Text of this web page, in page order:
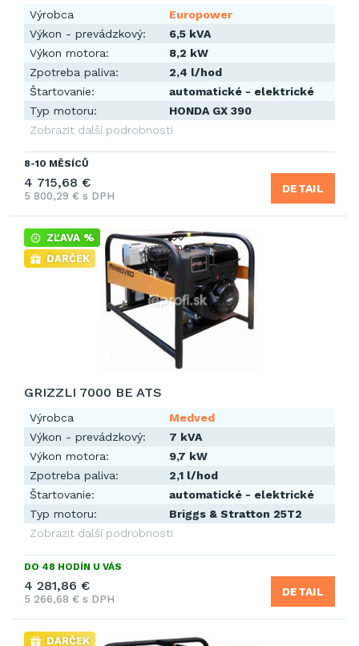
Výrobca
Europower
Výkon - prevádzkový:
6,5 kVA
Výkon motora:
8,2 kW
Zpotreba paliva:
2,4 l/hod
Štartovanie:
automatické - elektrické
Typ motoru:
HONDA GX 390
Zobrazit další podrobnosti
8-10 MĚSÍCŮ
4 715,68 €
5 800,29 € s DPH
DETAIL
ZĽAVA %
DARČEK
GRIZZLI 7000 BE ATS
Výrobca
Medved
Výkon - prevádzkový:
7 kVA
Výkon motora:
9,7 kW
Zpotreba paliva:
2,1 l/hod
Štartovanie:
automatické - elektrické
Typ motoru:
Briggs & Stratton 25T2
Zobrazit další podrobnosti
DO 48 HODÍN U VÁS
4 281,86 €
5 266,68 € s DPH
DETAIL
DARČEK